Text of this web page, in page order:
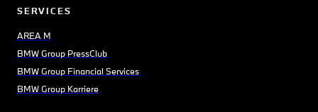
SERVICES
AREA M
BMW Group PressClub
BMW Group Financial Services
BMW Group Karriere